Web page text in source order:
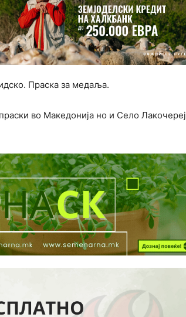
Праска за медаља.
во Македонија но и Село Лакочереј